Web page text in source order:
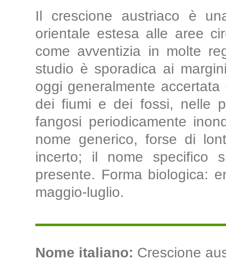
Il crescione austriaco è
orientale estesa alle aree
come avventizia in molte
studio è sporadica ai
oggi generalmente
dei fiumi e dei fossi, nelle
fangosi periodicamente
nome generico, forse di
incerto; il nome specifico
presente. Forma biologica:
maggio-luglio.
Nome italiano: Crescione